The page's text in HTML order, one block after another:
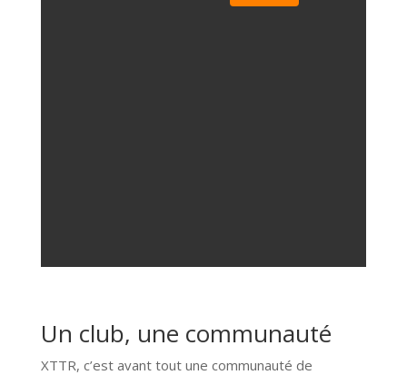
Un club, une communauté
XTTR, c’est avant tout une communauté de